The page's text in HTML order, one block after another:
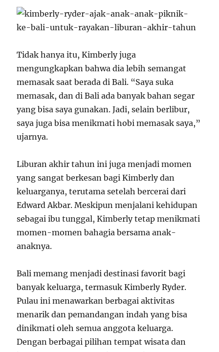
Tidak hanya itu, Kimberly juga
mengungkapkan bahwa dia lebih semangat
memasak saat berada di Bali. “Saya suka
memasak, dan di Bali ada banyak bahan segar
yang bisa saya gunakan. Jadi, selain berlibur,
saya juga bisa menikmati hobi memasak saya,”
ujarnya.
Liburan akhir tahun ini juga menjadi momen
yang sangat berkesan bagi Kimberly dan
keluarganya, terutama setelah bercerai dari
Edward Akbar. Meskipun menjalani kehidupan
sebagai ibu tunggal, Kimberly tetap menikmati
momen-momen bahagia bersama anak-
anaknya.
Bali memang menjadi destinasi favorit bagi
banyak keluarga, termasuk Kimberly Ryder.
Pulau ini menawarkan berbagai aktivitas
menarik dan pemandangan indah yang bisa
dinikmati oleh semua anggota keluarga.
Dengan berbagai pilihan tempat wisata dan